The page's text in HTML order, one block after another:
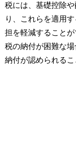
税には、基礎控除
り、これらを適用
担を軽減すること
税の納付が困難な
納付が認められるこ